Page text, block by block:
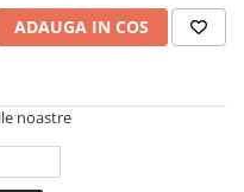
ADAUGA IN COS
noastre